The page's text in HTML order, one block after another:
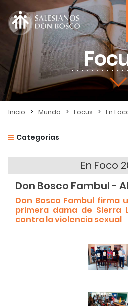
Inicio > Mundo > Focus > En
Categorías
En Foco
Don Bosco Fambul -
Don Bosco Fambul firma
primera dama de Sierra
contra la violencia sexual